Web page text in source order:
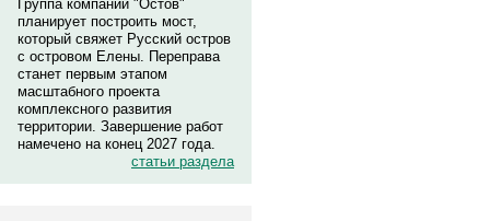
Группа компаний "Остов"
планирует построить мост,
который свяжет Русский остров
с островом Елены. Переправа
станет первым этапом
масштабного проекта
комплексного развития
территории. Завершение работ
намечено на конец 2027 года.
статьи раздела